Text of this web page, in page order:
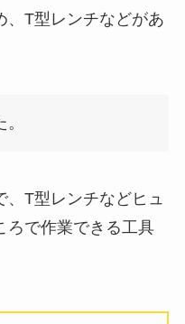
、T型レンチなどがあ
、T型レンチなどヒュ
ろで作業できる工具